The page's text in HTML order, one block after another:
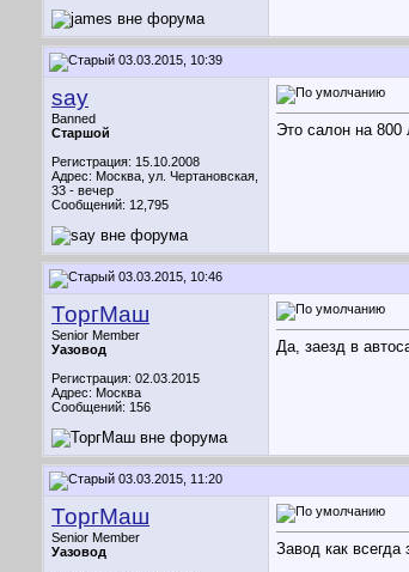
03.03.2015, 10:39
say
Banned
Старшой
Регистрация: 15.10.2008
Адрес: Москва, ул. Чертановская,
33 - вечер
Сообщений: 12,795
Это салон на 800
03.03.2015, 10:46
ТоргМаш
Senior Member
Уазовод
Регистрация: 02.03.2015
Адрес: Москва
Сообщений: 156
Да, заезд в
03.03.2015, 11:20
ТоргМаш
Senior Member
Уазовод
Завод как